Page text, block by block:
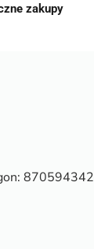
zakupy
870594342